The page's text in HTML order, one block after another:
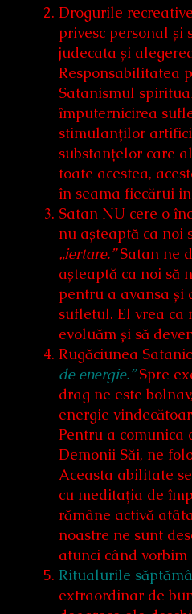
Drogurile
privesc personal și
judecata și
Responsabilitatea
Satanismul
împuternicirea
stimulanților
substanțelor care
toate acestea,
în seama fiecărui
Satan NU cere o
nu așteaptă ca noi
„iertare.”Satan ne
așteaptă ca noi să
pentru a avansa și
sufletul. El vrea ca
evoluăm și să
Rugăciunea
de energie.”Spre
drag ne este
energie
Pentru a comunica
Demonii Săi, ne
Aceasta abilitate
cu meditația de
rămâne activă
noastre ne sunt
atunci când vorbim
Ritualurile
extraordinar de